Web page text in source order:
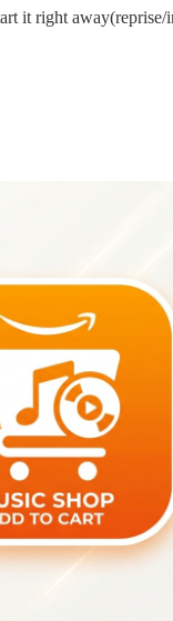
it right away(reprise/